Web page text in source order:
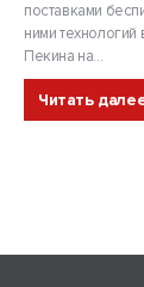
поставками
ними
Пекина на...
Читать